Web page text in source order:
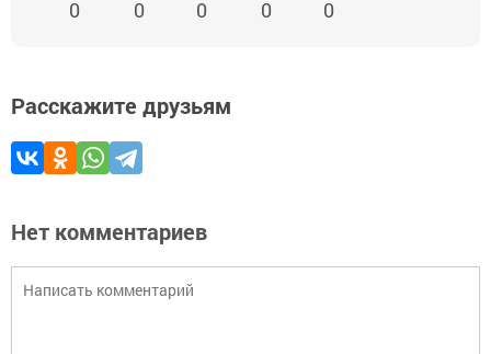
0 0 0 0 0
Расскажите друзьям
Нет комментариев